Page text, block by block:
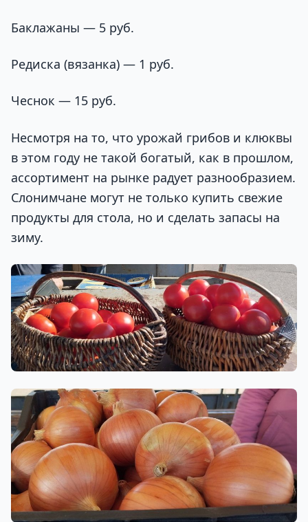
Баклажаны — 5 руб.
Редиска (вязанка) — 1 руб.
Чеснок — 15 руб.
Несмотря на то, что урожай грибов и клюквы
в этом году не такой богатый, как в прошлом,
ассортимент на рынке радует разнообразием.
Слонимчане могут не только купить свежие
продукты для стола, но и сделать запасы на
зиму.